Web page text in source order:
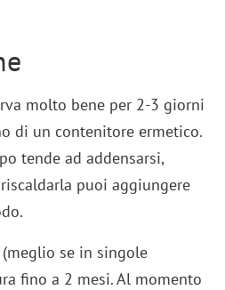
molto bene per 2-3 giorni
di un contenitore ermetico.
tende ad addensarsi,
puoi aggiungere
se in singole
fino a 2 mesi. Al momento